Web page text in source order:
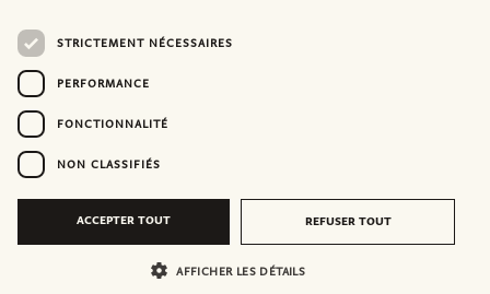
STRICTEMENT NÉCESSAIRES
PERFORMANCE
FONCTIONNALITÉ
NON CLASSIFIÉS
ACCEPTER TOUT REFUSER TOUT
AFFICHER LES DÉTAILS